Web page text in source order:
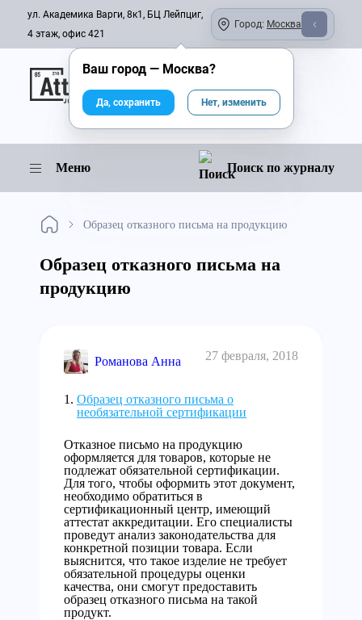
ул. Академика Варги, 8к1, БЦ Лейпциг,
4 этаж, офис 421
Город: Москва
Онлайн-журнал
Меню Поиск по журналу
Образец отказного письма на продукцию
Образец отказного письма на
продукцию
Романова Анна 27 февраля, 2018
Образец отказного письма о
необязательной сертификации
Отказное письмо на продукцию
оформляется для товаров, которые не
подлежат обязательной сертификации.
Для того, чтобы оформить этот документ,
необходимо обратиться в
сертификационный центр, имеющий
аттестат аккредитации. Его специалисты
проведут анализ законодательства для
конкретной позиции товара. Если
выяснится, что такое изделие не требует
обязательной процедуры оценки
качества, они смогут предоставить
образец отказного письма на такой
продукт.
Ваш город — Москва?
Да, сохранить Нет, изменить